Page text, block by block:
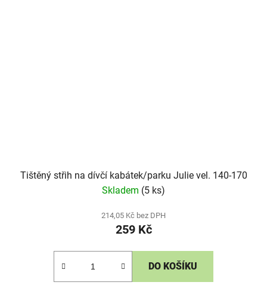
Tištěný střih na dívčí kabátek/parku Julie vel. 140-170
Skladem (5 ks)
214,05 Kč bez DPH
259 Kč
DO KOŠÍKU